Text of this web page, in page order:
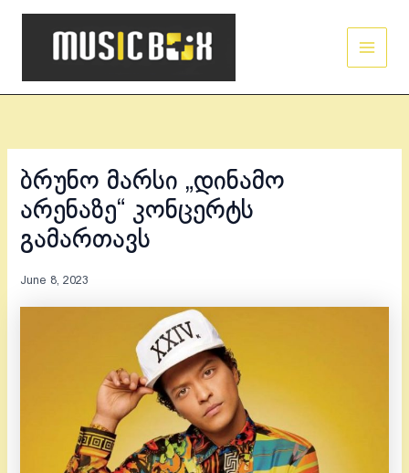
Skip
ბრუნო მარსი „დინამო
არენაზე“ კონცერტს
გამართავს
June 8, 2023